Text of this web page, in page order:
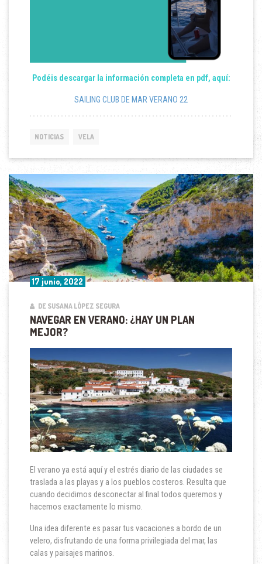
Podéis descargar la información completa en pdf, aquí:
SAILING CLUB DE MAR VERANO 22
NOTICIAS VELA
17 junio, 2022
DE SUSANA LÓPEZ SEGURA
NAVEGAR EN VERANO: ¿HAY UN PLAN
MEJOR?
El verano ya está aquí y el estrés diario de las ciudades se
traslada a las playas y a los pueblos costeros. Resulta que
cuando decidimos desconectar al final todos queremos y
hacemos exactamente lo mismo.
Una idea diferente es pasar tus vacaciones a bordo de un
velero, disfrutando de una forma privilegiada del mar, las
calas y paisajes marinos.